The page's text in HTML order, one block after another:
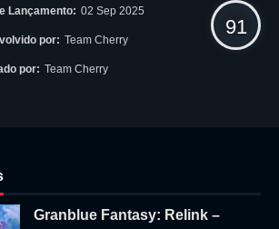
Lançamento: 02 Sep 2025
por: Team Cherry
por: Team Cherry
91
Granblue Fantasy: Relink –